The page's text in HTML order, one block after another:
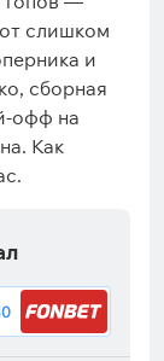
слишком
и
сборная
офф на
Как